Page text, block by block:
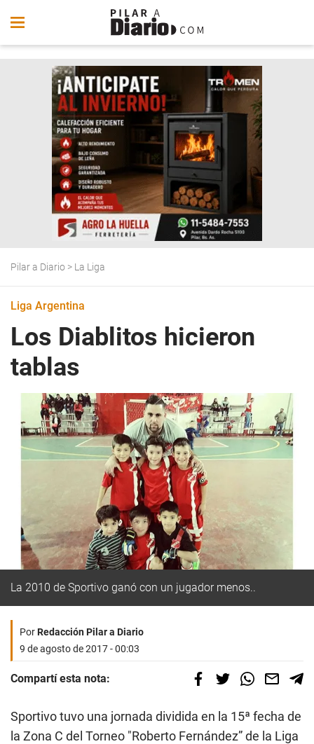
Pilar a Diario > La Liga
Liga Argentina
Los Diablitos hicieron
tablas
La 2010 de Sportivo ganó con un jugador menos..
PorRedacción Pilar a Diario
9 de agosto de 2017 - 00:03
Compartí esta nota:
Sportivo tuvo una jornada dividida en la 15ª fecha de
la Zona C del Torneo "Roberto Fernández” de la Liga